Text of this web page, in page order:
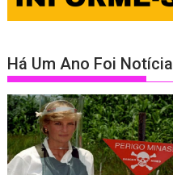
Há Um Ano Foi Notícia